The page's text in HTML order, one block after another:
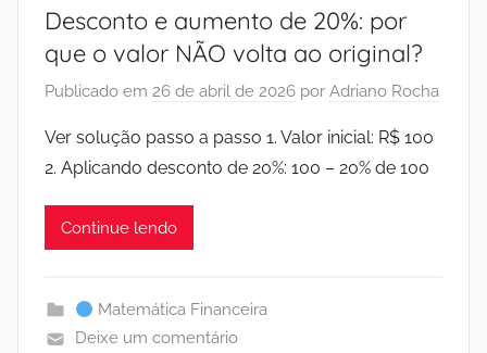
Desconto e aumento de 20%: por
que o valor NÃO volta ao original?
Publicado em 26 de abril de 2026 por Adriano Rocha
Ver solução passo a passo 1. Valor inicial: R$ 100
2. Aplicando desconto de 20%: 100 – 20% de 100
Continue lendo
Matemática Financeira
Deixe um comentário